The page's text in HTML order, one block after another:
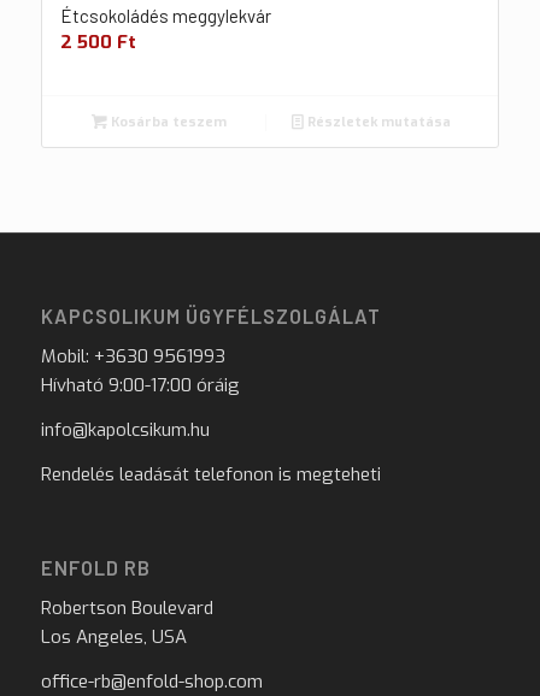
Étcsokoládés meggylekvár
2 500 Ft
Kosárba teszem Részletek mutatása
KAPCSOLIKUM ÜGYFÉLSZOLGÁLAT
Mobil: +3630 9561993
Hívható 9:00-17:00 óráig
info@kapolcsikum.hu
Rendelés leadását telefonon is megteheti
ENFOLD RB
Robertson Boulevard
Los Angeles, USA
office-rb@enfold-shop.com